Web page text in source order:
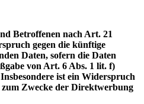
Betroffenen nach Art. 21
gegen die künftige
Daten, sofern die Daten
von Art. 6 Abs. 1 lit. f)
ist ein Widerspruch
Zwecke der Direktwerbung